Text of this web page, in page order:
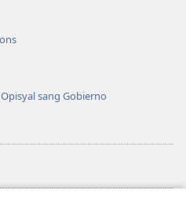
sang Gobierno